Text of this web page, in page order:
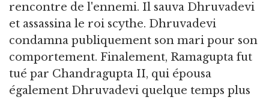
rencontre de l'ennemi. Il sauva Dhruvadevi
et assassina le roi scythe. Dhruvadevi
condamna publiquement son mari pour son
comportement. Finalement, Ramagupta fut
tué par Chandragupta II, qui épousa
également Dhruvadevi quelque temps plus